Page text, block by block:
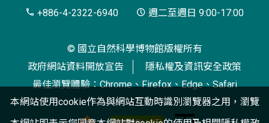
博
+886-4-2322-6940
週二至週日 9:00-17:00
© 國立自然科學博物館版權所有
政府網站資料開放宣告
隱私權及資訊安全政策
最佳瀏覽體驗：Chrome、Firefox、Edge、Safari
本網站使用cookie作為與網站互動時識別瀏覽器之用，瀏覽